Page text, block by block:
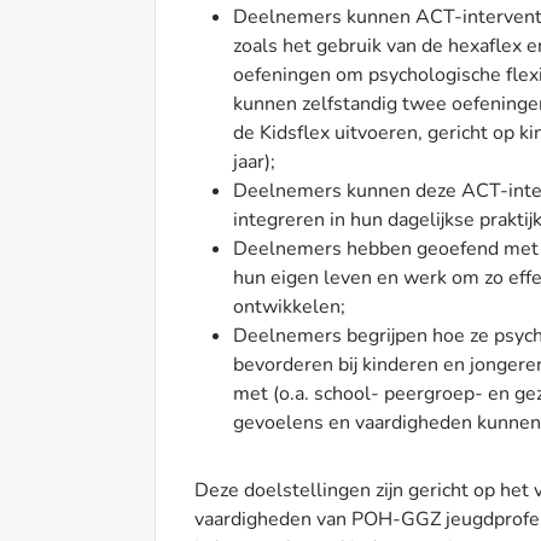
Deelnemers kunnen ACT-
zoals het gebruik van de hexaflex
oefeningen om psychologische
kunnen zelfstandig twee
de Kidsflex uitvoeren, gericht op
jaar);
Deelnemers kunnen deze ACT-
integreren in hun dagelijkse
Deelnemers hebben geoefend
hun eigen leven en werk om zo
ontwikkelen;
Deelnemers begrijpen hoe ze
bevorderen bij kinderen en
met (o.a. school- peergroep- en
gevoelens en vaardigheden
Deze doelstellingen zijn gericht op het
vaardigheden van POH-GGZ